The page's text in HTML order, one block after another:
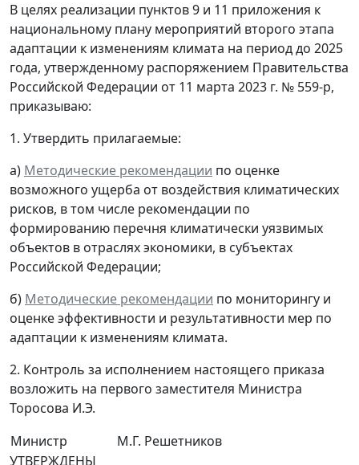
В целях реализации пунктов 9 и 11 приложения к
национальному плану мероприятий второго этапа
адаптации к изменениям климата на период до 2025
года, утвержденному распоряжением Правительства
Российской Федерации от 11 марта 2023 г. № 559-р,
приказываю:
1. Утвердить прилагаемые:
а) Методические рекомендации по оценке
возможного ущерба от воздействия климатических
рисков, в том числе рекомендации по
формированию перечня климатически уязвимых
объектов в отраслях экономики, в субъектах
Российской Федерации;
б) Методические рекомендации по мониторингу и
оценке эффективности и результативности мер по
адаптации к изменениям климата.
2. Контроль за исполнением настоящего приказа
возложить на первого заместителя Министра
Торосова И.Э.
Министр
М.Г. Решетников
УТВЕРЖДЕНЫ